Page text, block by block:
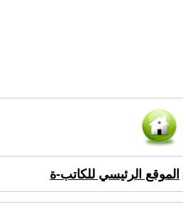
الموقع الرئيسي للكاتب-ة